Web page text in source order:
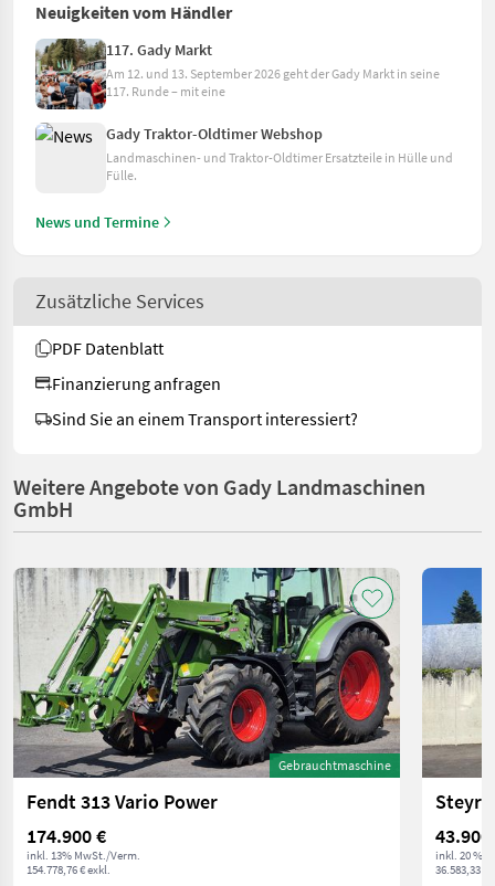
Neuigkeiten vom Händler
117. Gady Markt
Am 12. und 13. September 2026 geht der Gady Markt in seine
117. Runde – mit eine
Gady Traktor-Oldtimer Webshop
Landmaschinen- und Traktor-Oldtimer Ersatzteile in Hülle und
Fülle.
News und Termine
Zusätzliche Services
PDF Datenblatt
Finanzierung anfragen
Sind Sie an einem Transport interessiert?
Weitere Angebote von Gady Landmaschinen
GmbH
Gebrauchtmaschine
Fendt 313 Vario Power
174.900 €
inkl. 13% MwSt./Verm.
154.778,76 € exkl.
Steyr
43.900
inkl. 20 %
36.583,33 €